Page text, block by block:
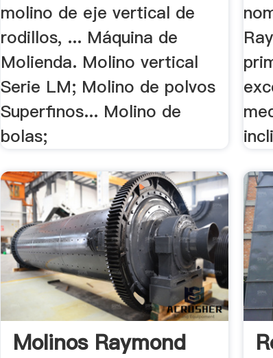
molino de eje vertical de
rodillos, ... Máquina de
Molienda. Molino vertical
Serie LM; Molino de polvos
Superfinos... Molino de
bolas;
Molinos Raymond